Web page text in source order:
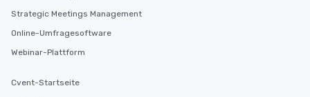
Strategic Meetings Management
Online-Umfragesoftware
Webinar-Plattform
Cvent-Startseite